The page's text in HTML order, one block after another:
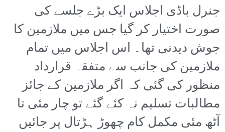
جنرل باڈی اجلاس ایک بڑے جلسے کی
صورت اختیار کر گیا جس میں ملازمین کا
جوش دیدنی تھا۔ اس اجلاس میں تمام
ملازمین کی جانب سے متفقہ قرارداد
منظور کی گئی کہ اگر ملازمین کے جائز
مطالبات تسلیم نہ کئے گئے تو چار مئی تا
آٹھ مئی مکمل کام چھوڑ ہڑتال پر جائیں